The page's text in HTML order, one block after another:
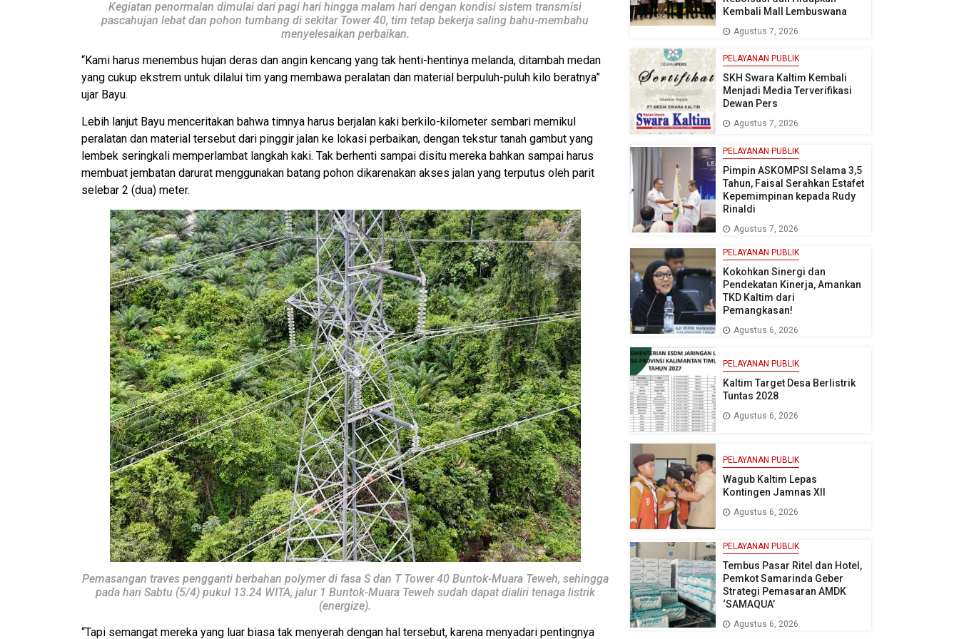
Kegiatan penormalan dimulai dari pagi hari hingga malam hari dengan kondisi sistem transmisi
pascahujan lebat dan pohon tumbang di sekitar Tower 40, tim tetap bekerja saling bahu-membahu
menyelesaikan perbaikan.
“Kami harus menembus hujan deras dan angin kencang yang tak henti-hentinya melanda, ditambah medan
yang cukup ekstrem untuk dilalui tim yang membawa peralatan dan material berpuluh-puluh kilo beratnya”
ujar Bayu.
Lebih lanjut Bayu menceritakan bahwa timnya harus berjalan kaki berkilo-kilometer sembari memikul
peralatan dan material tersebut dari pinggir jalan ke lokasi perbaikan, dengan tekstur tanah gambut yang
lembek seringkali memperlambat langkah kaki. Tak berhenti sampai disitu mereka bahkan sampai harus
membuat jembatan darurat menggunakan batang pohon dikarenakan akses jalan yang terputus oleh parit
selebar 2 (dua) meter.
Pemasangan traves pengganti berbahan polymer di fasa S dan T Tower 40 Buntok-Muara Teweh, sehingga
pada hari Sabtu (5/4) pukul 13.24 WITA, jalur 1 Buntok-Muara Teweh sudah dapat dialiri tenaga listrik
(energize).
“Tapi semangat mereka yang luar biasa tak menyerah dengan hal tersebut, karena menyadari pentingnya
Kembali Mall Lembuswana
Agustus 7, 2026
PELAYANAN PUBLIK
SKH Swara Kaltim Kembali
Menjadi Media Terverifikasi
Dewan Pers
Agustus 7, 2026
PELAYANAN PUBLIK
Pimpin ASKOMPSI Selama 3,5
Tahun, Faisal Serahkan Estafet
Kepemimpinan kepada Rudy
Rinaldi
Agustus 7, 2026
PELAYANAN PUBLIK
Kokohkan Sinergi dan
Pendekatan Kinerja, Amankan
TKD Kaltim dari
Pemangkasan!
Agustus 6, 2026
PELAYANAN PUBLIK
Kaltim Target Desa Berlistrik
Tuntas 2028
Agustus 6, 2026
PELAYANAN PUBLIK
Wagub Kaltim Lepas
Kontingen Jamnas XII
Agustus 6, 2026
PELAYANAN PUBLIK
Tembus Pasar Ritel dan Hotel,
Pemkot Samarinda Geber
Strategi Pemasaran AMDK
‘SAMAQUA’
Agustus 6, 2026